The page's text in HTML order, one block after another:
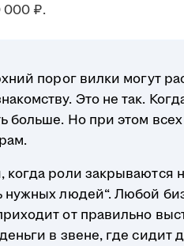
000 ₽.
порог вилки могут
Это не так.
больше. Но при этом
когда роли закрываются
нужных людей“. Любой
от правильно
в звене, где